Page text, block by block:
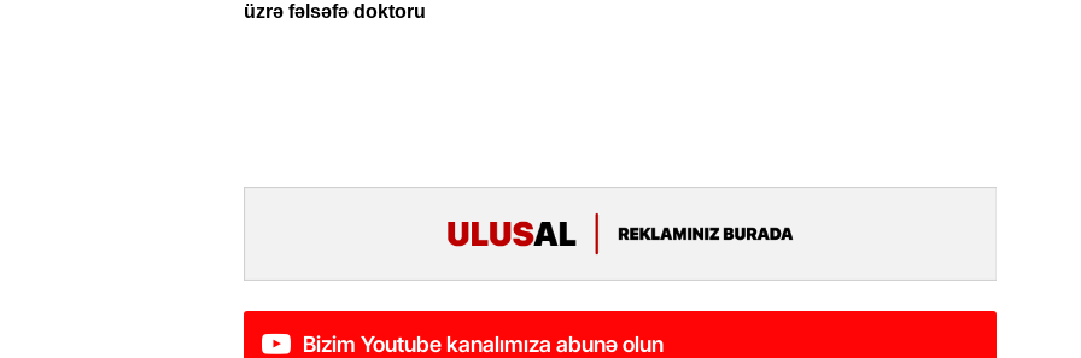
üzrə fəlsəfə doktoru
Bizim Youtube kanalımıza abunə olun